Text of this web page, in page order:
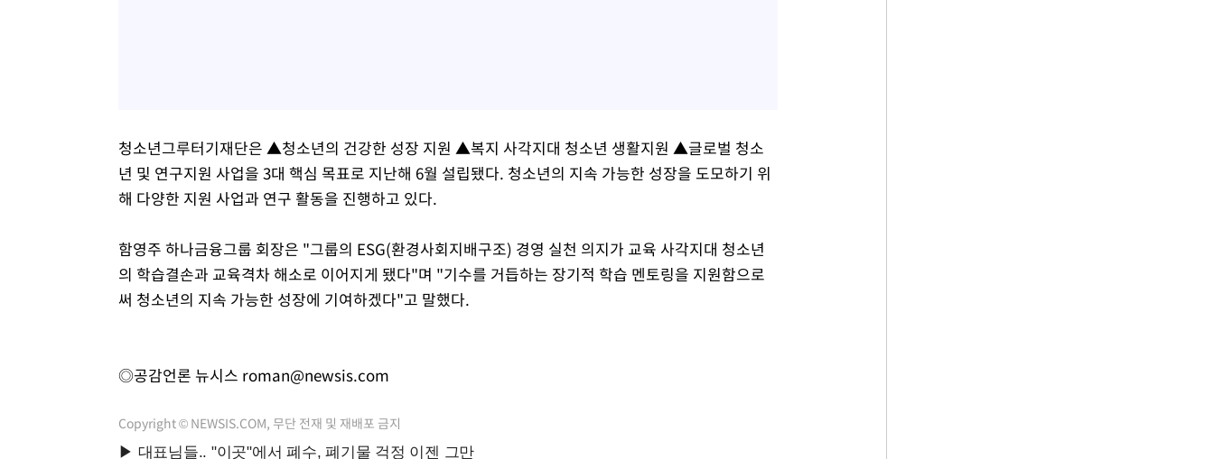
청소년그루터기재단은 ▲청소년의 건강한 성장 지원 ▲복지 사각지대 청소년 생활지원 ▲글로벌 청소
년 및 연구지원 사업을 3대 핵심 목표로 지난해 6월 설립됐다. 청소년의 지속 가능한 성장을 도모하기 위
해 다양한 지원 사업과 연구 활동을 진행하고 있다.
함영주 하나금융그룹 회장은 "그룹의 ESG(환경사회지배구조) 경영 실천 의지가 교육 사각지대 청소년
의 학습결손과 교육격차 해소로 이어지게 됐다"며 "기수를 거듭하는 장기적 학습 멘토링을 지원함으로
써 청소년의 지속 가능한 성장에 기여하겠다"고 말했다.
◎공감언론 뉴시스 roman@newsis.com
Copyright © NEWSIS.COM, 무단 전재 및 재배포 금지